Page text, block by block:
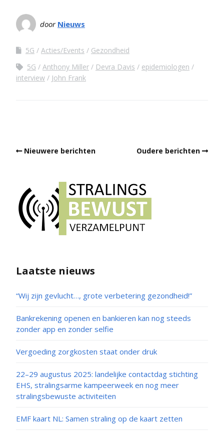
door Nieuws
5G Acties/Events
Gezondheid
5G
Anthony Miller Devra Davis
epidemiologen
interview
John Frank
Nieuwere berichten Oudere berichten
Laatste nieuws
“Wij zijn gevlucht…, grote verbetering gezondheid!”
Bankrekening openen en bankieren kan nog steeds
zonder app en zonder selfie
Vergoeding zorgkosten staat onder druk
22–29 augustus 2025: landelijke contactdag stichting
EHS, stralingsarme kampeerweek en nog meer
stralingsbewuste activiteiten
EMF kaart NL: Samen straling op de kaart zetten